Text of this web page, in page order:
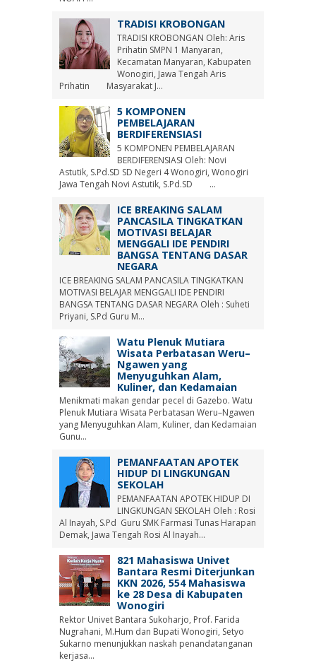
TRADISI KROBONGAN
TRADISI KROBONGAN Oleh: Aris
Prihatin SMPN 1 Manyaran,
Kecamatan Manyaran, Kabupaten
Wonogiri, Jawa Tengah Aris
Prihatin Masyarakat J...
5 KOMPONEN
PEMBELAJARAN
BERDIFERENSIASI
5 KOMPONEN PEMBELAJARAN
BERDIFERENSIASI Oleh: Novi
Astutik, S.Pd.SD SD Negeri 4 Wonogiri, Wonogiri
Jawa Tengah Novi Astutik, S.Pd.SD ...
ICE BREAKING SALAM
PANCASILA TINGKATKAN
MOTIVASI BELAJAR
MENGGALI IDE PENDIRI
BANGSA TENTANG DASAR
NEGARA
ICE BREAKING SALAM PANCASILA TINGKATKAN
MOTIVASI BELAJAR MENGGALI IDE PENDIRI
BANGSA TENTANG DASAR NEGARA Oleh : Suheti
Priyani, S.Pd Guru M...
Watu Plenuk Mutiara
Wisata Perbatasan Weru–
Ngawen yang
Menyuguhkan Alam,
Kuliner, dan Kedamaian
Menikmati makan gendar pecel di Gazebo. Watu
Plenuk Mutiara Wisata Perbatasan Weru–Ngawen
yang Menyuguhkan Alam, Kuliner, dan Kedamaian
Gunu...
PEMANFAATAN APOTEK
HIDUP DI LINGKUNGAN
SEKOLAH
PEMANFAATAN APOTEK HIDUP DI
LINGKUNGAN SEKOLAH Oleh : Rosi
Al Inayah, S.Pd Guru SMK Farmasi Tunas Harapan
Demak, Jawa Tengah Rosi Al Inayah...
821 Mahasiswa Univet
Bantara Resmi Diterjunkan
KKN 2026, 554 Mahasiswa
ke 28 Desa di Kabupaten
Wonogiri
Rektor Univet Bantara Sukoharjo, Prof. Farida
Nugrahani, M.Hum dan Bupati Wonogiri, Setyo
Sukarno menunjukkan naskah penandatanganan
kerjasa...